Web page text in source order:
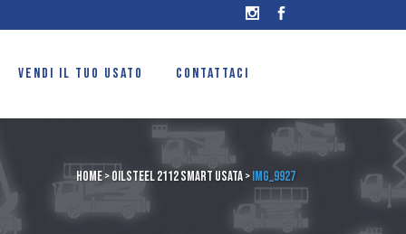
VENDI IL TUO USATO CONTATTACI
Home>OilSteel 2112 smart usata>IMG_9927